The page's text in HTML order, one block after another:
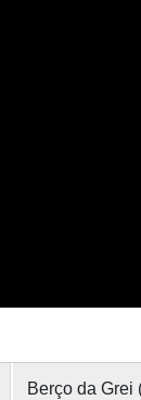
Berço da Grei